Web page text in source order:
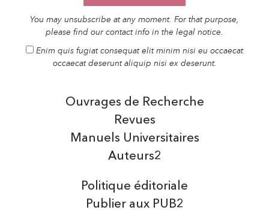
You may unsubscribe at any moment. For that purpose,
please find our contact info in the legal notice.
Enim quis fugiat consequat elit minim nisi eu occaecat
occaecat deserunt aliquip nisi ex deserunt.
Auteurs2
Manuels Universitaires
Ouvrages de Recherche
Revues
Politique éditoriale
Publier aux PUB2